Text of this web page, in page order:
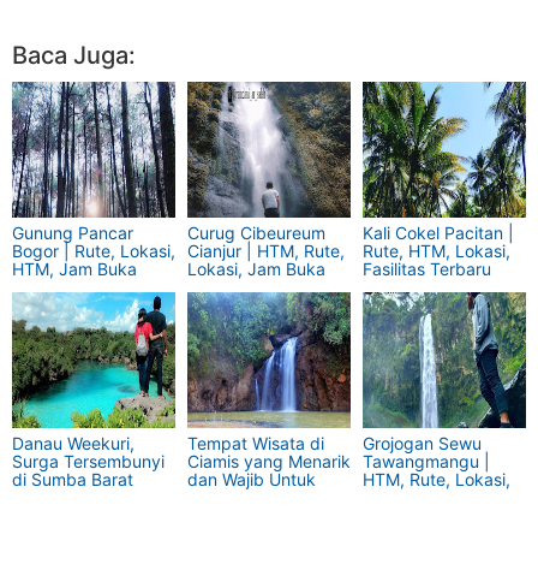
Baca Juga:
Gunung Pancar
Bogor | Rute, Lokasi,
HTM, Jam Buka
Curug Cibeureum
Cianjur | HTM, Rute,
Lokasi, Jam Buka
Kali Cokel Pacitan |
Rute, HTM, Lokasi,
Fasilitas Terbaru
Danau Weekuri,
Surga Tersembunyi
di Sumba Barat
Tempat Wisata di
Ciamis yang Menarik
dan Wajib Untuk
Grojogan Sewu
Tawangmangu |
HTM, Rute, Lokasi,